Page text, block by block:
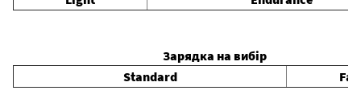
Зарядка на вибір
Standard